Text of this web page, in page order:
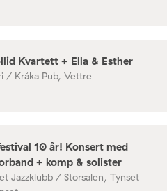
Kvartett + Ella & Esther
/ Kråka Pub, Vettre
10 år! Konsert med
+ komp & solister
Jazzklubb / Storsalen, Tynset